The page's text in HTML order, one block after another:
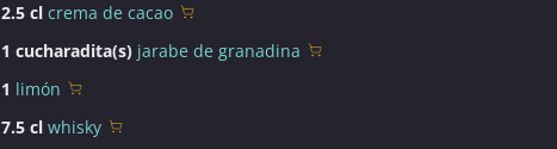
2.5 clcrema de cacao
1 cucharadita(s) jarabe de granadina
1 limón
7.5 clwhisky